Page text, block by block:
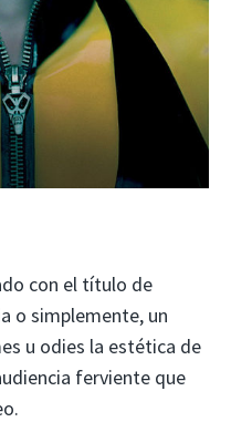
con el título de
o simplemente, un
u odies la estética de
ferviente que